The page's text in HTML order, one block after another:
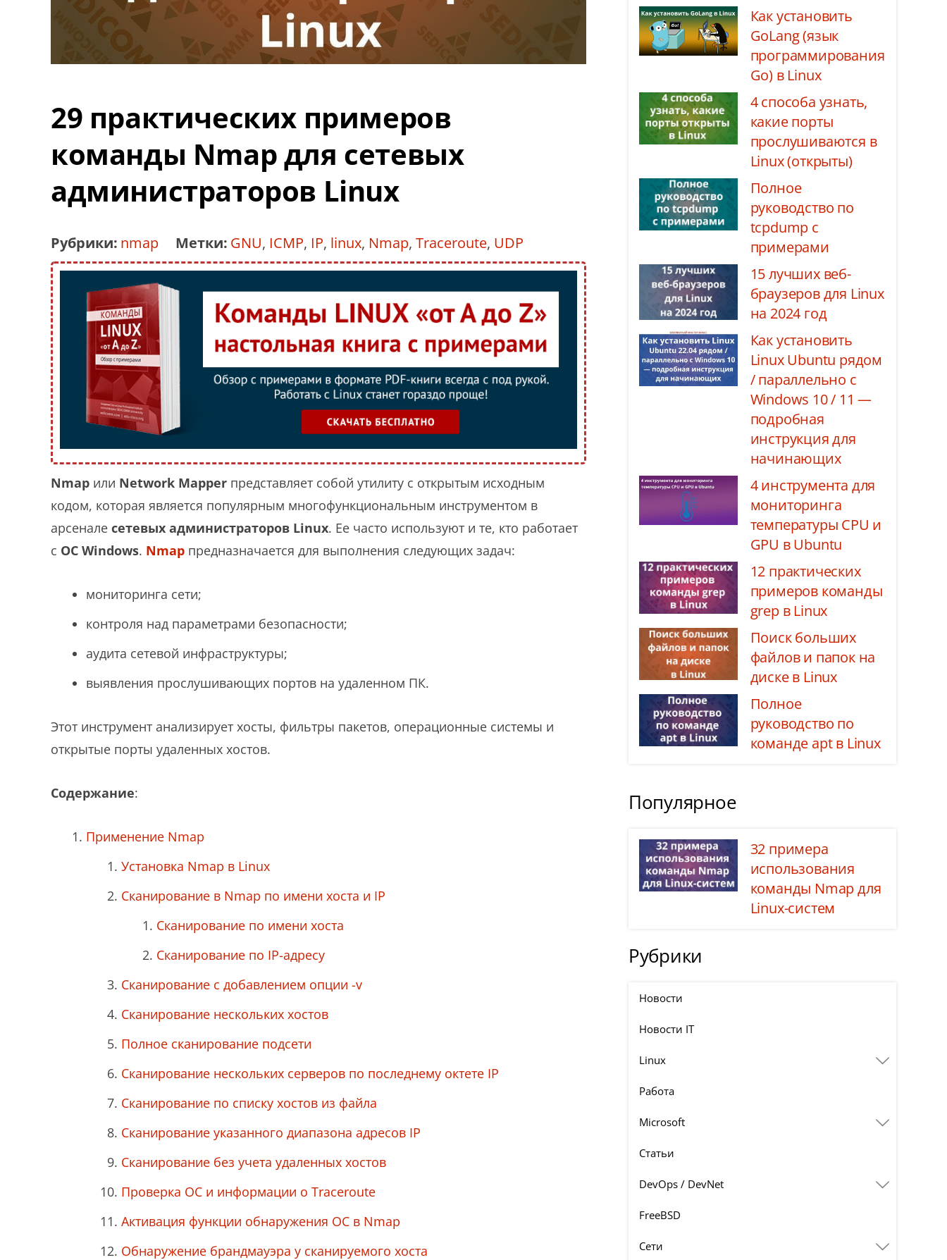
29 практических примеров
команды Nmap для сетевых
администраторов Linux
Рубрики: nmap Метки: GNU, ICMP, IP, linux, Nmap, Traceroute, UDP
Nmap или Network Mapper представляет собой утилиту с открытым исходным
кодом, которая является популярным многофункциональным инструментом в
арсенале сетевых администраторов Linux. Ее часто используют и те, кто работает
с ОС Windows. Nmap предназначается для выполнения следующих задач:
мониторинга сети;
контроля над параметрами безопасности;
аудита сетевой инфраструктуры;
выявления прослушивающих портов на удаленном ПК.
Этот инструмент анализирует хосты, фильтры пакетов, операционные системы и
открытые порты удаленных хостов.
Содержание:
Применение Nmap
Установка Nmap в Linux
Сканирование в Nmap по имени хоста и IP
Сканирование по имени хоста
Сканирование по IP-адресу
Сканирование с добавлением опции -v
Сканирование нескольких хостов
Полное сканирование подсети
Сканирование нескольких серверов по последнему октетe IP
Сканирование по списку хостов из файла
Сканирование указанного диапазона адресов IP
Сканирование без учета удаленных хостов
Проверка ОС и информации о Traceroute
Активация функции обнаружения ОС в Nmap
Обнаружение брандмауэра у сканируемого хоста
Как установить
GoLang (язык
программирования
Go) в Linux
4 способа узнать,
какие порты
прослушиваются в
Linux (открыты)
Полное
руководство по
tcpdump с
примерами
15 лучших веб-
браузеров для Linux
на 2024 год
Как установить
Linux Ubuntu рядом
/ параллельно с
Windows 10 / 11 —
подробная
инструкция для
начинающих
4 инструмента для
мониторинга
температуры CPU и
GPU в Ubuntu
12 практических
примеров команды
grep в Linux
Поиск больших
файлов и папок на
диске в Linux
Полное
руководство по
команде apt в Linux
Популярное
32 примера
использования
команды Nmap для
Linux-систем
Рубрики
Новости
Новости IT
Linux
Работа
Microsoft
Статьи
DevOps / DevNet
FreeBSD
Сети